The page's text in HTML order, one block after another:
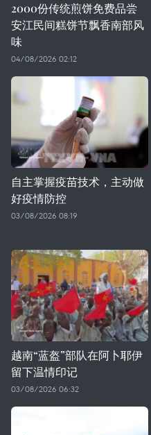
2000份传统煎饼免费品尝
安江民间糕饼节飘香南部风
味
04/08/2026 02:12
自主掌握疫苗技术，主动做
好疫情防控
03/08/2026 08:19
越南“蓝盔”部队在阿卜耶伊
留下温情印记
03/08/2026 06:32